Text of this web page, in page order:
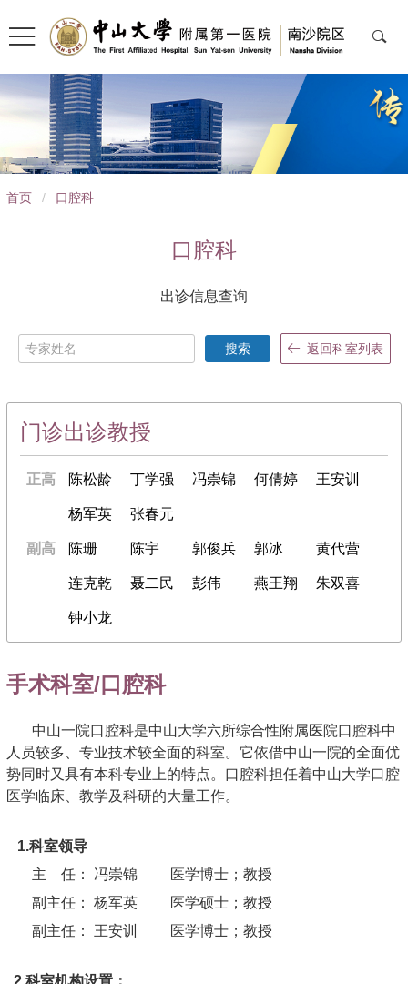
导
首页 / 口腔科
口腔科
出诊信息查询
搜索 返回科室列表
门诊出诊教授
正高 陈松龄 丁学强 冯崇锦 何倩婷 王安训
杨军英 张春元
副高 陈珊 陈宇 郭俊兵 郭冰 黄代营
连克乾 聂二民 彭伟 燕王翔 朱双喜
钟小龙
手术科室/口腔科
中山一院口腔科是中山大学六所综合性附属医院口腔科中
人员较多、专业技术较全面的科室。它依借中山一院的全面优
势同时又具有本科专业上的特点。口腔科担任着中山大学口腔
医学临床、教学及科研的大量工作。
1.科室领导
主 任： 冯崇锦 医学博士；教授
副主任： 杨军英 医学硕士；教授
副主任： 王安训 医学博士；教授
2.科室机构设置：